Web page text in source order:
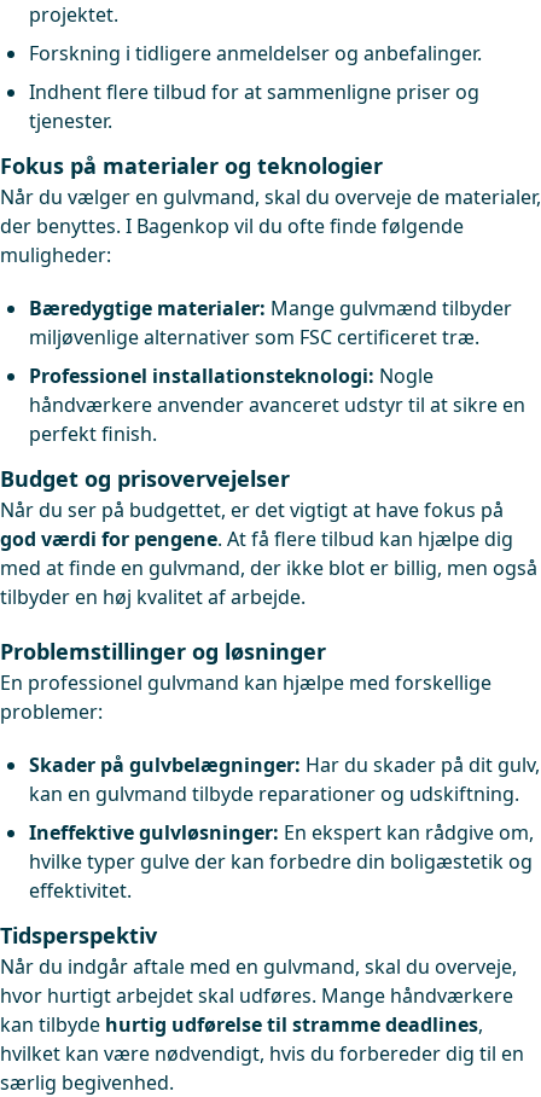
projektet.
Forskning i tidligere anmeldelser og anbefalinger.
Indhent flere tilbud for at sammenligne priser og
tjenester.
Fokus på materialer og teknologier
Når du vælger en gulvmand, skal du overveje de materialer,
der benyttes. I Bagenkop vil du ofte finde følgende
muligheder:
Bæredygtige materialer: Mange gulvmænd tilbyder
miljøvenlige alternativer som FSC certificeret træ.
Professionel installationsteknologi: Nogle
håndværkere anvender avanceret udstyr til at sikre en
perfekt finish.
Budget og prisovervejelser
Når du ser på budgettet, er det vigtigt at have fokus på
god værdi for pengene. At få flere tilbud kan hjælpe dig
med at finde en gulvmand, der ikke blot er billig, men også
tilbyder en høj kvalitet af arbejde.
Problemstillinger og løsninger
En professionel gulvmand kan hjælpe med forskellige
problemer:
Skader på gulvbelægninger: Har du skader på dit gulv,
kan en gulvmand tilbyde reparationer og udskiftning.
Ineffektive gulvløsninger: En ekspert kan rådgive om,
hvilke typer gulve der kan forbedre din boligæstetik og
effektivitet.
Tidsperspektiv
Når du indgår aftale med en gulvmand, skal du overveje,
hvor hurtigt arbejdet skal udføres. Mange håndværkere
kan tilbyde hurtig udførelse til stramme deadlines,
hvilket kan være nødvendigt, hvis du forbereder dig til en
særlig begivenhed.